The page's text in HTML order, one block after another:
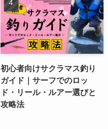
初心者向けサクラマス釣り
ガイド｜サーフでのロッ
ド・リール・ルアー選びと
攻略法